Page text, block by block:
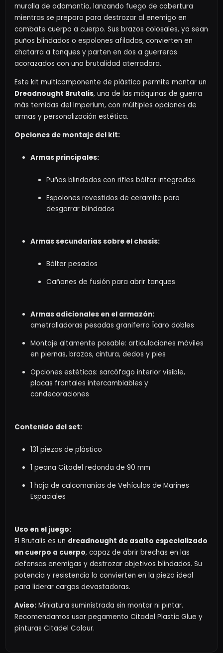
muralla de adamantio, lanzando fuego de cobertura
mientras se prepara para destrozar al enemigo en
combate cuerpo a cuerpo. Sus brazos colosales, ya sean
puños blindados o espolones afilados, convierten en
chatarra a tanques y parten en dos a guerreros
acorazados con una brutalidad aterradora.
Este kit multicomponente de plástico permite montar un
Dreadnought Brutalis, una de las máquinas de guerra
más temidas del Imperium, con múltiples opciones de
armas y personalización estética.
Opciones de montaje del kit:
Armas principales:
Puños blindados con rifles bólter integrados
Espolones revestidos de ceramita para
desgarrar blindados
Armas secundarias sobre el chasis:
Bólter pesados
Cañones de fusión para abrir tanques
Armas adicionales en el armazón:
ametralladoras pesadas graniferro Ícaro dobles
Montaje altamente posable: articulaciones móviles
en piernas, brazos, cintura, dedos y pies
Opciones estéticas: sarcófago interior visible,
placas frontales intercambiables y
condecoraciones
Contenido del set:
131 piezas de plástico
1 peana Citadel redonda de 90 mm
1 hoja de calcomanías de Vehículos de Marines
Espaciales
Uso en el juego:
El Brutalis es un dreadnought de asalto especializado
en cuerpo a cuerpo, capaz de abrir brechas en las
defensas enemigas y destrozar objetivos blindados. Su
potencia y resistencia lo convierten en la pieza ideal
para liderar cargas devastadoras.
Aviso: Miniatura suministrada sin montar ni pintar.
Recomendamos usar pegamento Citadel Plastic Glue y
pinturas Citadel Colour.